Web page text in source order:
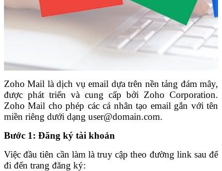
Zoho Mail là dịch vụ email dựa trên nền tảng đám mây,
được phát triển và cung cấp bởi Zoho Corporation.
Zoho Mail cho phép các cá nhân tạo email gắn với tên
miền riêng dưới dạng user@domain.com.
Bước 1: Đăng ký tài khoản
Việc đầu tiên cần làm là truy cập theo đường link sau để
đi đến trang đăng ký: